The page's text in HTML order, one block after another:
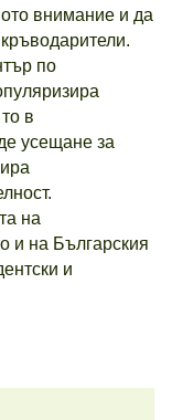
внимание и да
по
в
усещане за
на
и на Българския
и